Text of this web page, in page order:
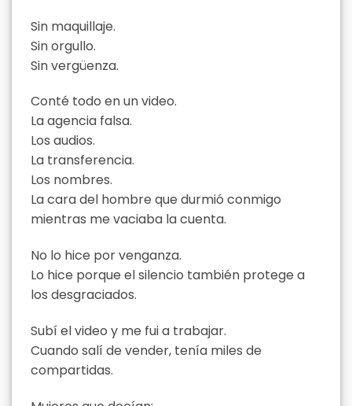
Sin maquillaje.
Sin orgullo.
Sin vergüenza.
Conté todo en un video.
La agencia falsa.
Los audios.
La transferencia.
Los nombres.
La cara del hombre que durmió conmigo
mientras me vaciaba la cuenta.
No lo hice por venganza.
Lo hice porque el silencio también protege a
los desgraciados.
Subí el video y me fui a trabajar.
Cuando salí de vender, tenía miles de
compartidas.